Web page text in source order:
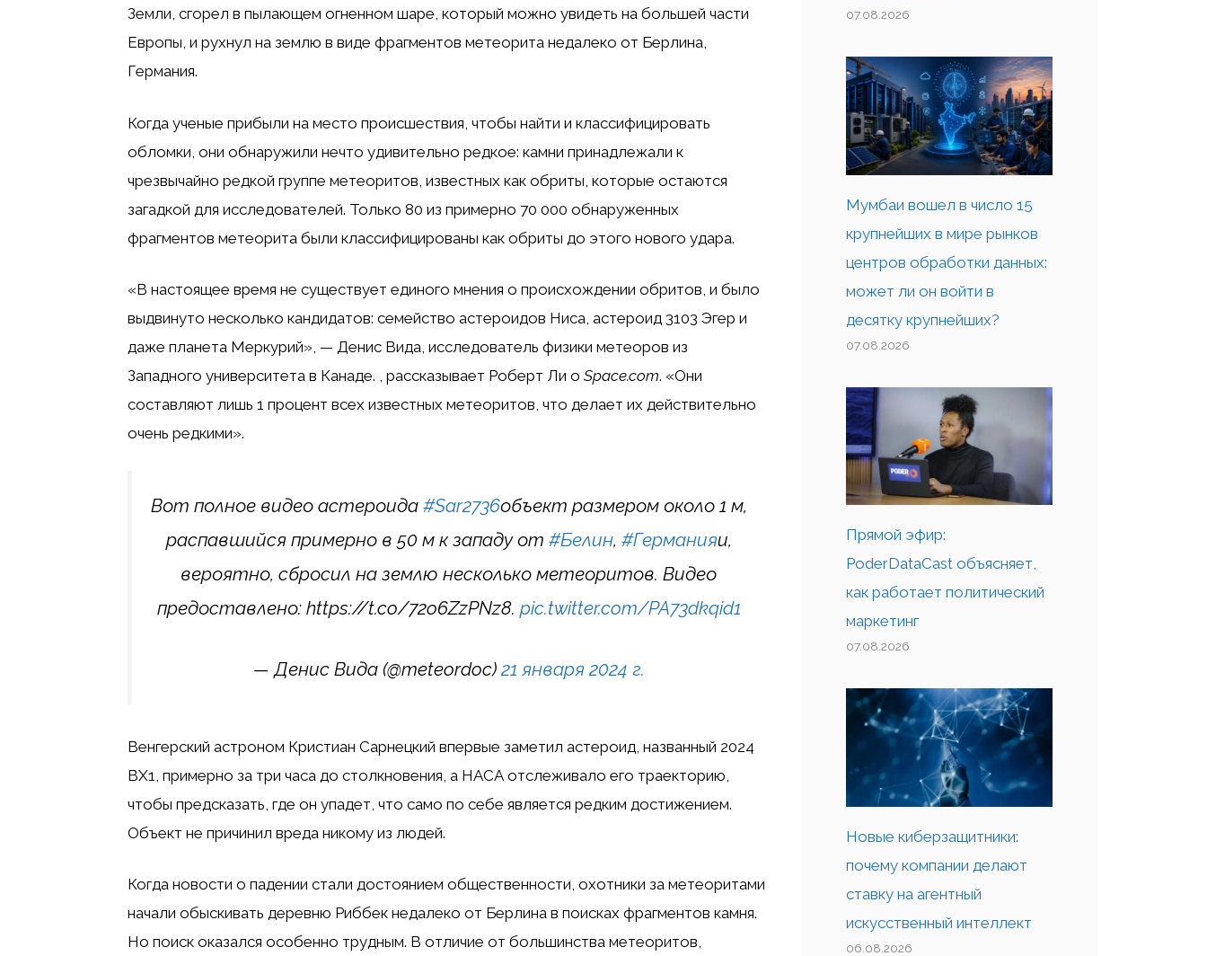
Земли, сгорел в пылающем огненном шаре, который можно увидеть на большей части
Европы, и рухнул на землю в виде фрагментов метеорита недалеко от Берлина,
Германия.
Когда ученые прибыли на место происшествия, чтобы найти и классифицировать
обломки, они обнаружили нечто удивительно редкое: камни принадлежали к
чрезвычайно редкой группе метеоритов, известных как обриты, которые остаются
загадкой для исследователей. Только 80 из примерно 70 000 обнаруженных
фрагментов метеорита были классифицированы как обриты до этого нового удара.
«В настоящее время не существует единого мнения о происхождении обритов, и было
выдвинуто несколько кандидатов: семейство астероидов Ниса, астероид 3103 Эгер и
даже планета Меркурий», — Денис Вида, исследователь физики метеоров из
Западного университета в Канаде. , рассказывает Роберт Ли о Space.com. «Они
составляют лишь 1 процент всех известных метеоритов, что делает их действительно
очень редкими».
Вот полное видео астероида #Sar2736объект размером около 1 м,
распавшийся примерно в 50 м к западу от #Белин, #Германияи,
вероятно, сбросил на землю несколько метеоритов. Видео
предоставлено: https://t.co/72o6ZzPNz8. pic.twitter.com/PA73dkqid1
— Денис Вида (@meteordoc)21 января 2024 г.
Венгерский астроном Кристиан Сарнецкий впервые заметил астероид, названный 2024
BX1, примерно за три часа до столкновения, а НАСА отслеживало его траекторию,
чтобы предсказать, где он упадет, что само по себе является редким достижением.
Объект не причинил вреда никому из людей.
Когда новости о падении стали достоянием общественности, охотники за метеоритами
начали обыскивать деревню Риббек недалеко от Берлина в поисках фрагментов камня.
Но поиск оказался особенно трудным. В отличие от большинства метеоритов,
07.08.2026
Мумбаи вошел в число 15
крупнейших в мире рынков
центров обработки данных:
может ли он войти в
десятку крупнейших?
07.08.2026
Прямой эфир:
PoderDataCast объясняет,
как работает политический
маркетинг
07.08.2026
Новые киберзащитники:
почему компании делают
ставку на агентный
искусственный интеллект
06.08.2026